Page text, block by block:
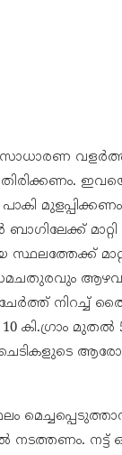
മാറ്റി
സമചതുരവും
നിറച്ച്
കി.ഗ്രാം മുതൽ
നട്ട്